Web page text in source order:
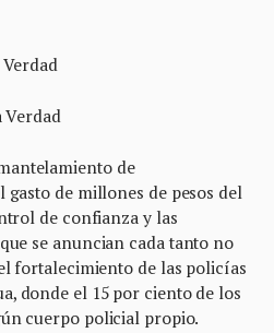
Verdad
de
de millones de pesos del
de confianza y las
se anuncian cada tanto no
fortalecimiento de las policías
donde el 15 por ciento de los
cuerpo policial propio.